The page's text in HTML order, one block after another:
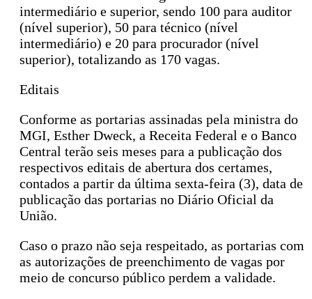
intermediário e superior, sendo 100 para auditor
(nível superior), 50 para técnico (nível
intermediário) e 20 para procurador (nível
superior), totalizando as 170 vagas.
Editais
Conforme as portarias assinadas pela ministra do
MGI, Esther Dweck, a Receita Federal e o Banco
Central terão seis meses para a publicação dos
respectivos editais de abertura dos certames,
contados a partir da última sexta-feira (3), data de
publicação das portarias no Diário Oficial da
União.
Caso o prazo não seja respeitado, as portarias com
as autorizações de preenchimento de vagas por
meio de concurso público perdem a validade.